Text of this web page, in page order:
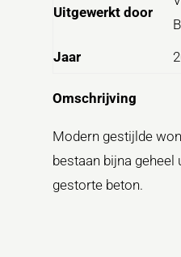
Uitgewerkt door
Jaar
Omschrijving
Modern gestijlde
bestaan bijna geheel
gestorte beton.